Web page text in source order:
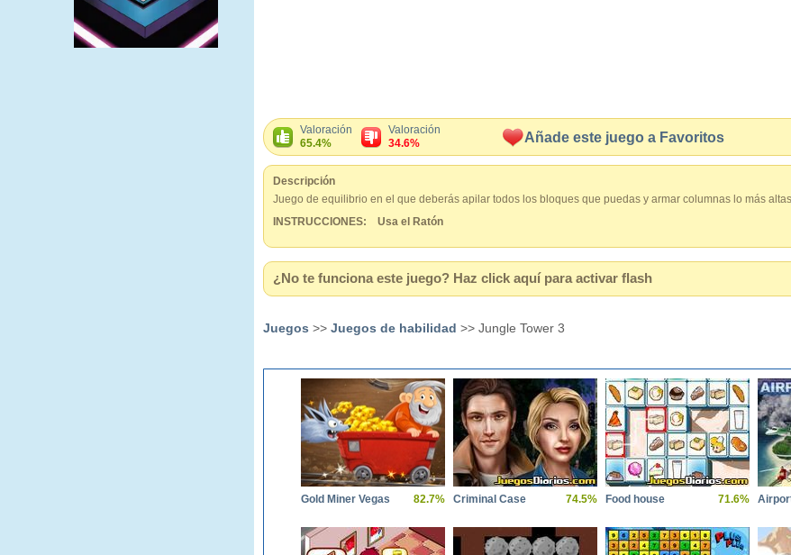
Valoración
65.4%
Valoración
34.6%
Añade este juego a Favoritos
Descripción
Juego de equilibrio en el que deberás apilar todos los bloques que puedas y armar columnas lo más
INSTRUCCIONES: Usa el Ratón
¿No te funciona este juego? Haz click aquí para activar flash
Juegos >> Juegos de habilidad >> Jungle Tower 3
Gold Miner Vegas 82.7% Criminal Case 74.5% Food house 71.6%